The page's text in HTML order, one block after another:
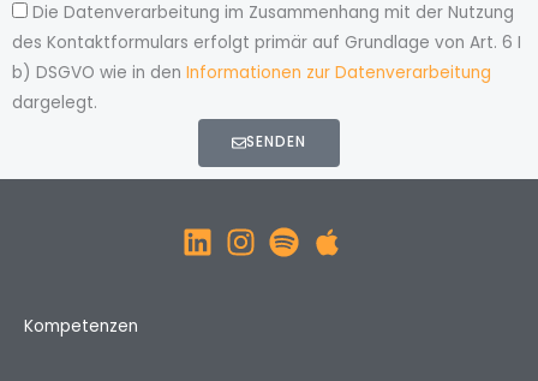
Die Datenverarbeitung im Zusammenhang mit der Nutzung
des Kontaktformulars erfolgt primär auf Grundlage von Art. 6 I
b) DSGVO wie in den Informationen zur Datenverarbeitung
dargelegt.
SENDEN
Kompetenzen